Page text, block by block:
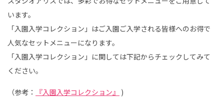
います。
「入園入学コレクション」はご入園ご入学される皆様へのお得で
人気なセットメニューになります。
「入園入学コレクション」に関しては下記からチェックしてみて
ください。
（参考： 『入園入学コレクション』 )